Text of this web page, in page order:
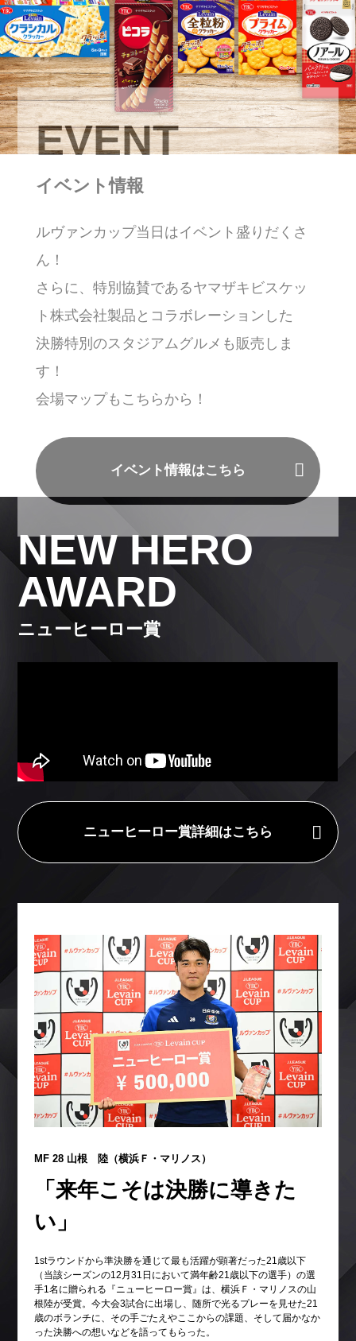
EVENT
イベント情報
ルヴァンカップ当日はイベント盛りだくさ
ん！
さらに、特別協賛であるヤマザキビスケッ
ト株式会社製品とコラボレーションした
決勝特別のスタジアムグルメも販売しま
す！
会場マップもこちらから！
イベント情報はこちら
NEW HERO
AWARD
ニューヒーロー賞
ニューヒーロー賞詳細はこちら
MF 28 山根 陸（横浜Ｆ・マリノス）
「来年こそは決勝に導きた
い」
1stラウンドから準決勝を通じて最も活躍が顕著だった21歳以下
（当該シーズンの12月31日において満年齢21歳以下の選手）の選
手1名に贈られる『ニューヒーロー賞』は、横浜Ｆ・マリノスの山
根陸が受賞。今大会3試合に出場し、随所で光るプレーを見せた21
歳のボランチに、その手ごたえやここからの課題、そして届かなか
った決勝への想いなどを語ってもらった。